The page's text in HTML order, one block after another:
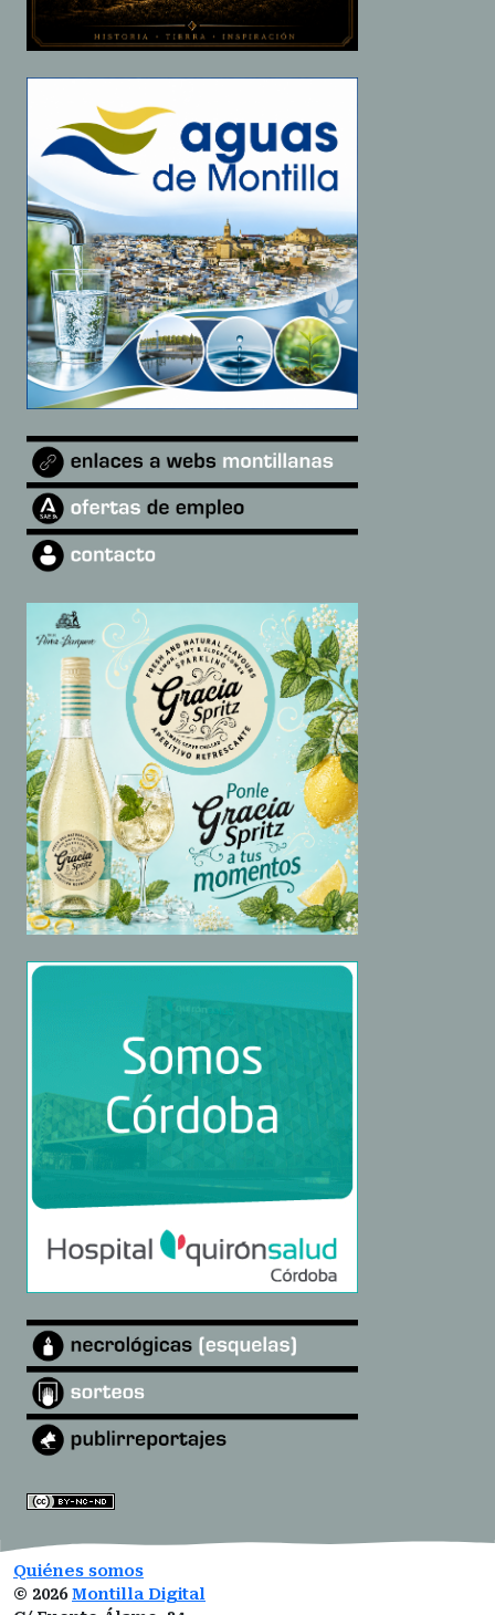
Quiénes somos
© 2026 Montilla Digital